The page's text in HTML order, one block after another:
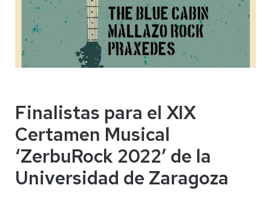
Finalistas para el XIX
Certamen Musical
‘ZerbuRock 2022’ de la
Universidad de Zaragoza